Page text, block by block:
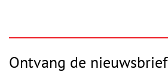
Ontvang de nieuwsbrief